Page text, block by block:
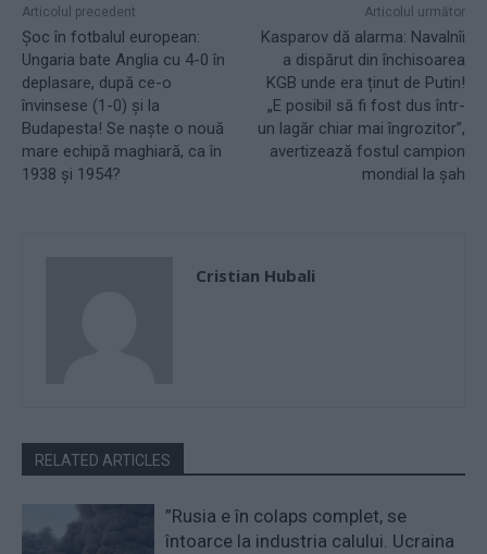
Articolul precedent
Șoc în fotbalul european:
Ungaria bate Anglia cu 4-0 în
deplasare, după ce-o
învinsese (1-0) și la
Budapesta! Se naște o nouă
mare echipă maghiară, ca în
1938 și 1954?
Articolul următor
Kasparov dă alarma: Navalnîi
a dispărut din închisoarea
KGB unde era ținut de Putin!
„E posibil să fi fost dus într-
un lagăr chiar mai îngrozitor”,
avertizează fostul campion
mondial la șah
Cristian Hubali
RELATED ARTICLES
”Rusia e în colaps complet, se
întoarce la industria calului. Ucraina